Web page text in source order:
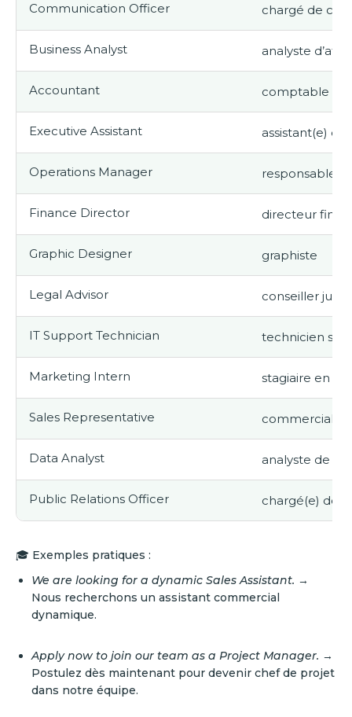
Communication Officer chargé de
Business Analyst analyste
Accountant comptable
Executive Assistant assistant(e)
Operations Manager responsable
Finance Director directeur
Graphic Designer graphiste
Legal Advisor conseiller
IT Support Technician technicien
Marketing Intern stagiaire en
Sales Representative commercial /
Data Analyst analyste de
Public Relations Officer chargé(e) des
🎓 Exemples pratiques :
We are looking for a dynamic Sales Assistant. →
Nous recherchons un assistant commercial
dynamique.
Apply now to join our team as a Project Manager. →
Postulez dès maintenant pour devenir chef de projet
dans notre équipe.